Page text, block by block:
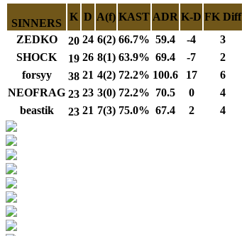
SINNERS
K D A(f) KAST ADR K-D FK Diff
ZEDKO
20 24 6(2) 66.7% 59.4 -4 3
SHOCK
19 26 8(1) 63.9% 69.4 -7 2
forsyy
38 21 4(2) 72.2% 100.6 17 6
NEOFRAG 23 23 3(0) 72.2% 70.5 0 4
beastik
23 21 7(3) 75.0% 67.4 2 4